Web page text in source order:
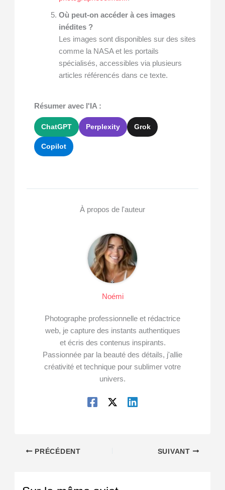
Où peut-on accéder à ces images
inédites ?
Les images sont disponibles sur des sites
comme la NASA et les portails
spécialisés, accessibles via plusieurs
articles référencés dans ce texte.
Résumer avec l'IA :
ChatGPT Perplexity Grok
Copilot
À propos de l'auteur
Noémi
Photographe professionnelle et rédactrice
web, je capture des instants authentiques
et écris des contenus inspirants.
Passionnée par la beauté des détails, j'allie
créativité et technique pour sublimer votre
univers.
PRÉCÉDENT SUIVANT